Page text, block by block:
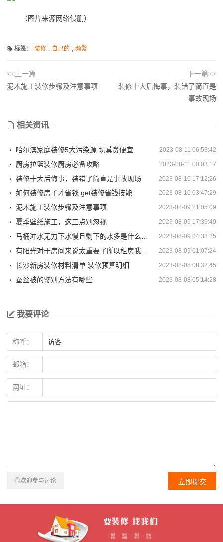
（图片来源网络侵删）
标签： 装修 , 自己的 , 频繁
<<上一篇
泥木施工装修步骤及注意事项
下一篇>>
装修十大后悔事，装错了简直是
事故现场
相关资讯
2023-08-11 06:53:42
哈尔滨家庭装修5大污染源 切莫贪便宜
2023-08-11 00:03:17
厨房拉篮装修厨房必备攻略
2023-08-10 17:12:26
装修十大后悔事，装错了简直是事故现场
2023-08-10 03:47:29
如何装修房子才省钱 get装修省钱技能
2023-08-09 21:05:09
泥木施工装修步骤及注意事项
2023-08-09 17:39:49
夏季壁纸施工，这三点别忽视
2023-08-09 04:33:25
马桶冲水无力下水慢且剩下的水多是什么原因
2023-08-09 01:07:24
有阳光对于房间来说太重要了所以租房我首要考虑的一定光照问题白...
2023-08-08 08:32:45
长沙新房装修材料清单 装修预算明细
2023-08-08 05:14:28
蚕丝被的鉴别方法有哪些
我要评论
称呼：
邮箱：
网址：
◎欢迎参与讨论